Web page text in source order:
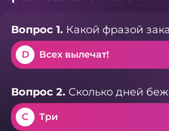
Вопрос 1. Какой фразой
D Всех вылечат!
Вопрос 2. Сколько дней
C Три